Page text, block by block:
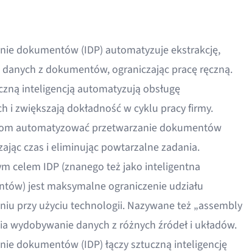
dokumentów (IDP) automatyzuje ekstrakcję,
z dokumentów, ograniczając pracę ręczną.
inteligencją automatyzują obsługę
i zwiększają dokładność w cyklu pracy firmy.
automatyzować przetwarzanie dokumentów
czas i eliminując powtarzalne zadania.
celem IDP (znanego też jako inteligentna
jest maksymalne ograniczenie udziału
przy użyciu technologii. Nazywane też „assembly
wydobywanie danych z różnych źródeł i układów.
dokumentów (IDP) łączy sztuczną inteligencję